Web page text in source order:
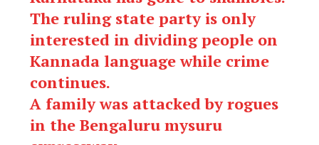
The ruling state party is only
interested in dividing people on
Kannada language while crime
continues.
A family was attacked by rogues
in the Bengaluru mysuru